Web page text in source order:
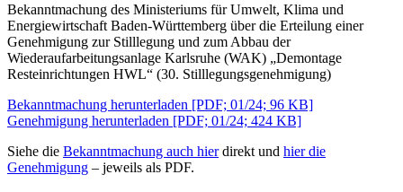
Bekanntmachung des Ministeriums für Umwelt, Klima und
Energiewirtschaft Baden-Württemberg über die Erteilung einer
Genehmigung zur Stilllegung und zum Abbau der
Wiederaufarbeitungsanlage Karlsruhe (WAK) „Demontage
Resteinrichtungen HWL“ (30. Stilllegungsgenehmigung)
Bekanntmachung herunterladen [PDF; 01/24; 96 KB]
Genehmigung herunterladen [PDF; 01/24; 424 KB]
Siehe die Bekanntmachung auch hierdirekt und hier die
Genehmigung – jeweils als PDF.